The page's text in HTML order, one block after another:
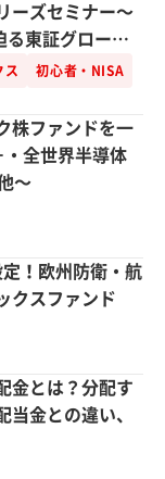
ーズセミナー～
る東証グロース
ス 初心者・NISA
株ファンドを一
・全世界半導体
～
！欧州防衛・航
クスファンド
金とは？分配す
当金との違い、